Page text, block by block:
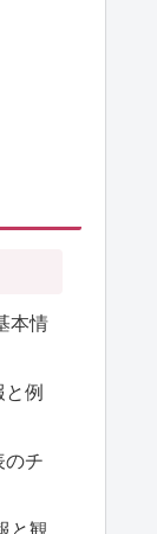
本情
と例
のチ
と観